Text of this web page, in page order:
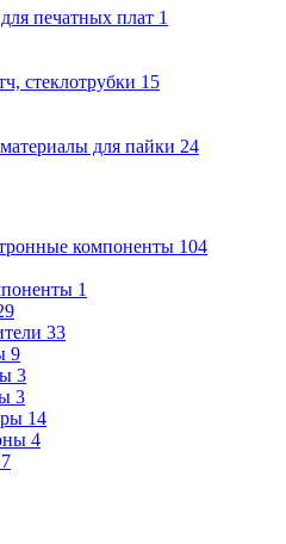
печатных плат 1
стеклотрубки 15
для пайки 24
компоненты 104
1
33
9
3
3
14
4
7